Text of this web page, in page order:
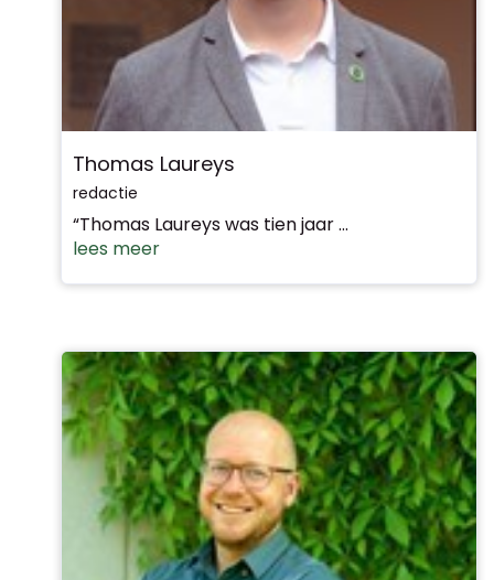
Thomas Laureys
redactie
“Thomas Laureys was tien jaar ...
lees meer